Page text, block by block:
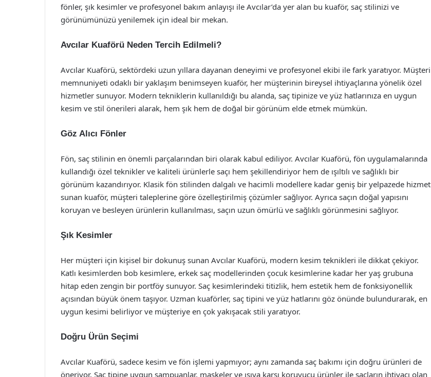
fönler, şık kesimler ve profesyonel bakım anlayışı ile Avcılar’da yer alan bu kuaför, saç stilinizi ve
görünümünüzü yenilemek için ideal bir mekan.
Avcılar Kuaförü Neden Tercih Edilmeli?
Avcılar Kuaförü, sektördeki uzun yıllara dayanan deneyimi ve profesyonel ekibi ile fark yaratıyor. Müşteri
memnuniyeti odaklı bir yaklaşım benimseyen kuaför, her müşterinin bireysel ihtiyaçlarına yönelik özel
hizmetler sunuyor. Modern tekniklerin kullanıldığı bu alanda, saç tipinize ve yüz hatlarınıza en uygun
kesim ve stil önerileri alarak, hem şık hem de doğal bir görünüm elde etmek mümkün.
Göz Alıcı Fönler
Fön, saç stilinin en önemli parçalarından biri olarak kabul ediliyor. Avcılar Kuaförü, fön uygulamalarında
kullandığı özel teknikler ve kaliteli ürünlerle saçı hem şekillendiriyor hem de ışıltılı ve sağlıklı bir
görünüm kazandırıyor. Klasik fön stilinden dalgalı ve hacimli modellere kadar geniş bir yelpazede hizmet
sunan kuaför, müşteri taleplerine göre özelleştirilmiş çözümler sağlıyor. Ayrıca saçın doğal yapısını
koruyan ve besleyen ürünlerin kullanılması, saçın uzun ömürlü ve sağlıklı görünmesini sağlıyor.
Şık Kesimler
Her müşteri için kişisel bir dokunuş sunan Avcılar Kuaförü, modern kesim teknikleri ile dikkat çekiyor.
Katlı kesimlerden bob kesimlere, erkek saç modellerinden çocuk kesimlerine kadar her yaş grubuna
hitap eden zengin bir portföy sunuyor. Saç kesimlerindeki titizlik, hem estetik hem de fonksiyonellik
açısından büyük önem taşıyor. Uzman kuaförler, saç tipini ve yüz hatlarını göz önünde bulundurarak, en
uygun kesimi belirliyor ve müşteriye en çok yakışacak stili yaratıyor.
Doğru Ürün Seçimi
Avcılar Kuaförü, sadece kesim ve fön işlemi yapmıyor; aynı zamanda saç bakımı için doğru ürünleri de
öneriyor. Saç tipine uygun şampuanlar, maskeler ve ısıya karşı koruyucu ürünler ile saçların ihtiyacı olan